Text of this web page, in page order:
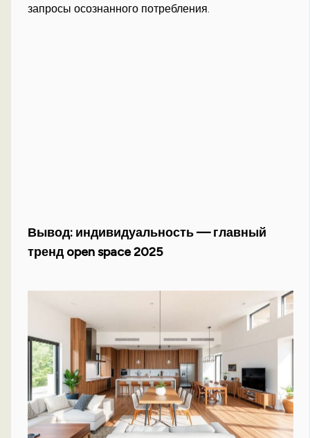
запросы осознанного потребления.
Вывод: индивидуальность — главный
тренд open space 2025